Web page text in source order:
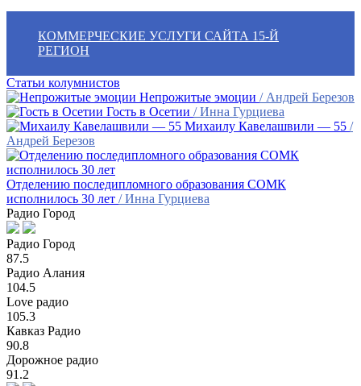
КОММЕРЧЕСКИЕ УСЛУГИ САЙТА 15-Й
РЕГИОН
Статьи колумнистов
Непрожитые эмоции / Андрей Березов
Гость в Осетии / Инна Гурциева
Михаилу Кавелашвили — 55 /
Андрей Березов
Отделению последипломного образования СОМК
исполнилось 30 лет / Инна Гурциева
Радио Город
Радио Город
87.5
Радио Алания
104.5
Love радио
105.3
Кавказ Радио
90.8
Дорожное радио
91.2